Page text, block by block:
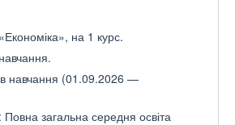
на 1 курс.
навчання (01.09.2026 —
загальна середня освіта